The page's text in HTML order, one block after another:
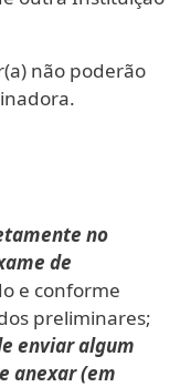
não poderão
no
de
e conforme
preliminares;
enviar algum
anexar (em